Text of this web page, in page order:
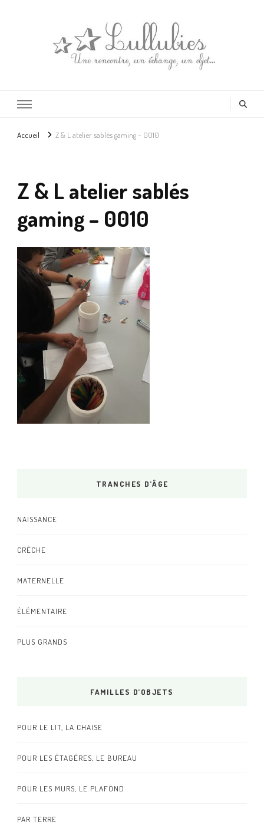
Accueil Z & L atelier sablés gaming – 0010
Z & L atelier sablés
gaming – 0010
TRANCHES D’ÂGE
NAISSANCE
CRÈCHE
MATERNELLE
ÉLÉMENTAIRE
PLUS GRANDS
FAMILLES D’OBJETS
POUR LE LIT, LA CHAISE
POUR LES ÉTAGÈRES, LE BUREAU
POUR LES MURS, LE PLAFOND
PAR TERRE